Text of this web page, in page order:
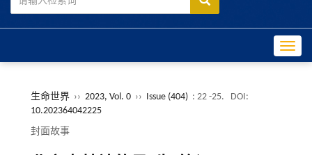
生命世界 ›› 2023, Vol. 0 ›› Issue (404) : 22 -25.
DOI:
10.202364042225
封面故事